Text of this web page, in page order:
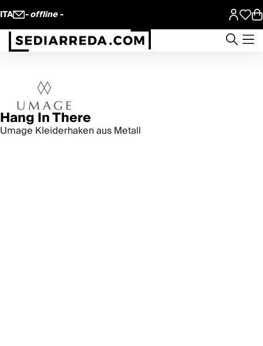
ITA - offline -
Hang In There
Umage Kleiderhaken aus Metall